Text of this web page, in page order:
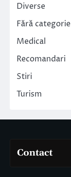
Diverse
Fără categorie
Medical
Recomandari
Stiri
Turism
Contact